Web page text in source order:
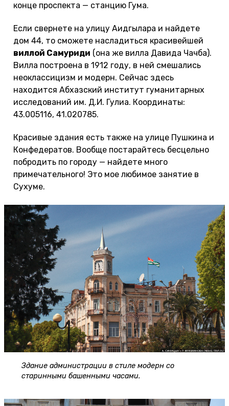
конце проспекта — станцию Гума.
Если свернете на улицу Аидгылара и найдете
дом 44, то сможете насладиться красивейшей
виллой Самуриди (она же вилла Давида Чачба).
Вилла построена в 1912 году, в ней смешались
неоклассицизм и модерн. Сейчас здесь
находится Абхазский институт гуманитарных
исследований им. Д.И. Гулиа. Координаты:
43.005116, 41.020785.
Красивые здания есть также на улице Пушкина и
Конфедератов. Вообще постарайтесь бесцельно
побродить по городу — найдете много
примечательного! Это мое любимое занятие в
Сухуме.
Здание администрации в стиле модерн со
старинными башенными часами.